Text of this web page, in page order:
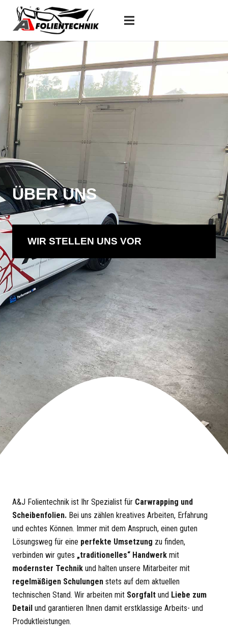
ÜBER UNS
WIR STELLEN UNS VOR
A&J Folientechnik ist Ihr Spezialist für Carwrapping und
Scheibenfolien. Bei uns zählen kreatives Arbeiten, Erfahrung
und echtes Können. Immer mit dem Anspruch, einen guten
Lösungsweg für eine perfekte Umsetzung zu finden,
verbinden wir gutes „traditionelles“ Handwerk mit
modernster Technik und halten unsere Mitarbeiter mit
regelmäßigen Schulungen stets auf dem aktuellen
technischen Stand. Wir arbeiten mit Sorgfalt und Liebe zum
Detail und garantieren Ihnen damit erstklassige Arbeits- und
Produktleistungen.